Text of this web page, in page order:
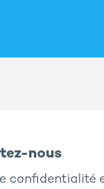
nous
confidentialité